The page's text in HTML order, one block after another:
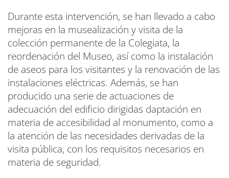
Durante esta intervención, se han llevado a cabo
mejoras en la musealización y visita de la
colección permanente de la Colegiata, la
reordenación del Museo, así como la instalación
de aseos para los visitantes y la renovación de las
instalaciones eléctricas. Además, se han
producido una serie de actuaciones de
adecuación del edificio dirigidas daptación en
materia de accesibilidad al monumento, como a
la atención de las necesidades derivadas de la
visita pública, con los requisitos necesarios en
materia de seguridad.